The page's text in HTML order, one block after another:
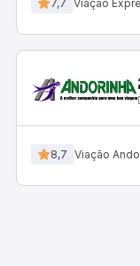
7,7 Viação
8,7 Viação